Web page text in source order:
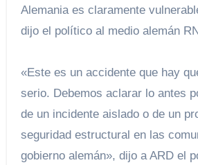
Alemania es claramente
dijo el político al medio alemán
«Este es un accidente que hay
serio. Debemos aclarar lo antes
de un incidente aislado o de un
seguridad estructural en las
gobierno alemán», dijo a ARD el